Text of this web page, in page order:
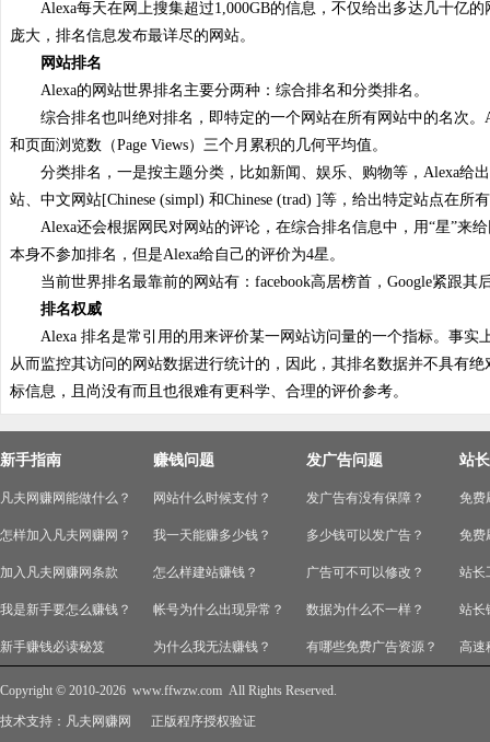
Alexa每天在网上搜集超过1,000GB的信息，不仅给出多达几十亿
庞大，排名信息发布最详尽的网站。
网站排名
Alexa的网站世界排名主要分两种：综合排名和分类排名。
综合排名也叫绝对排名，即特定的一个网站在所有网站中的名次
和页面浏览数（Page Views）三个月累积的几何平均值。
分类排名，一是按主题分类，比如新闻、娱乐、购物等，Alexa给
站、中文网站[Chinese (simpl) 和Chinese (trad) ]等，给出特定站点在所
Alexa还会根据网民对网站的评论，在综合排名信息中，用“星”来
本身不参加排名，但是Alexa给自己的评价为4星。
当前世界排名最靠前的网站有：facebook高居榜首，Google紧跟其
排名权威
Alexa 排名是常引用的用来评价某一网站访问量的一个指标。事实
从而监控其访问的网站数据进行统计的，因此，其排名数据并不具有
标信息，且尚没有而且也很难有更科学、合理的评价参考。
新手指南
凡夫网赚网能做什么？
怎样加入凡夫网赚网？
加入凡夫网赚网条款
我是新手要怎么赚钱？
新手赚钱必读秘笈
赚钱问题
网站什么时候支付？
我一天能赚多少钱？
怎么样建站赚钱？
帐号为什么出现异常？
为什么我无法赚钱？
发广告问题
发广告有没有保障？
多少钱可以发广告？
广告可不可以修改？
数据为什么不一样？
有哪些免费广告资源？
站
免费
免费
站长
站长
高速
Copyright © 2010-2026 www.ffwzw.com All Rights Reserved.
技术支持： 凡夫网赚网 正版程序授权验证